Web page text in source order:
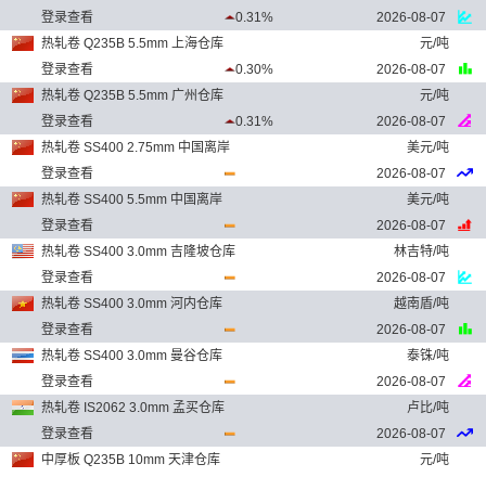
登录查看
0.31%
2026-08-07
热轧卷 Q235B 5.5mm 上海仓库
元/吨
登录查看
0.30%
2026-08-07
热轧卷 Q235B 5.5mm 广州仓库
元/吨
登录查看
0.31%
2026-08-07
热轧卷 SS400 2.75mm 中国离岸
美元/吨
登录查看
2026-08-07
热轧卷 SS400 5.5mm 中国离岸
美元/吨
登录查看
2026-08-07
热轧卷 SS400 3.0mm 吉隆坡仓库
林吉特/吨
登录查看
2026-08-07
热轧卷 SS400 3.0mm 河内仓库
越南盾/吨
登录查看
2026-08-07
热轧卷 SS400 3.0mm 曼谷仓库
泰铢/吨
登录查看
2026-08-07
热轧卷 IS2062 3.0mm 孟买仓库
卢比/吨
登录查看
2026-08-07
中厚板 Q235B 10mm 天津仓库
元/吨